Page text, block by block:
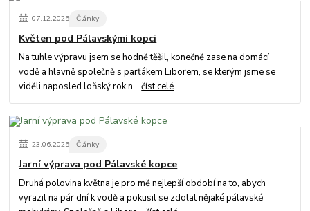
07.12.2025 Články
Květen pod Pálavskými kopci
Na tuhle výpravu jsem se hodně těšil, konečně zase na domácí
vodě a hlavně společně s parťákem Liborem, se kterým jsme se
viděli naposled loňský rok n...číst celé
23.06.2025 Články
Jarní výprava pod Pálavské kopce
Druhá polovina května je pro mě nejlepší období na to, abych
vyrazil na pár dní k vodě a pokusil se zdolat nějaké pálavské